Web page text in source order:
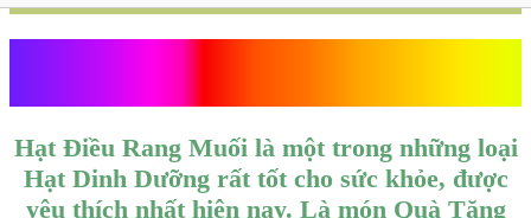
Hạt Điều Rang Muốilà một trong những loại
Hạt Dinh Dưỡngrất tốt cho sức khỏe, được
yêu thích nhất hiện nay. Là món Quà Tặng